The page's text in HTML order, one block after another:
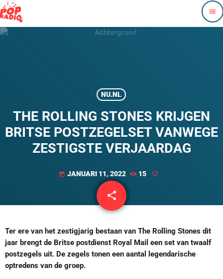
menu
NU.NL
THE ROLLING STONES KRIJGEN
BRITSE POSTZEGELSET VANWEGE
ZESTIGSTE VERJAARDAG
today JANUARI 11, 2022 15
share
email
Ter ere van het zestigjarig bestaan van The Rolling Stones dit
jaar brengt de Britse postdienst Royal Mail een set van twaalf
postzegels uit. De zegels tonen een aantal legendarische
optredens van de groep.